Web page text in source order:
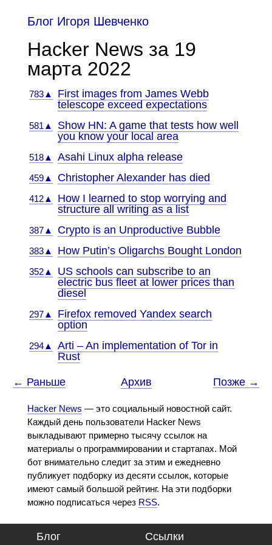
Блог Игоря Шевченко
Hacker News за 19
марта 2022
783▲
First images from James Webb
telescope exceed expectations
581▲
Show HN: A game that tests how well
you know your local area
518▲ Asahi Linux alpha release
459▲ Christopher Alexander has died
412▲
How I learned to stop worrying and
structure all writing as a list
387▲ Crypto is an Unproductive Bubble
383▲ How Putin’s Oligarchs Bought London
352▲
US schools can subscribe to an
electric bus fleet at lower prices than
diesel
297▲
Firefox removed Yandex search
option
294▲
Arti – An implementation of Tor in
Rust
← Раньше Архив Позже →
Hacker News — это социальный новостной сайт.
Каждый день пользователи Hacker News
выкладывают примерно тысячу ссылок на
материалы о программировании и стартапах. Мой
бот внимательно следит за этим и ежедневно
публикует подборку из десяти ссылок, которые
имеют самый большой рейтинг. На эти подборки
можно подписаться через RSS.
Блог Ссылки